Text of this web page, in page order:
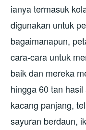
ianya termasuk
digunakan untuk
bagaimanapun,
cara-cara untuk
baik dan mereka
hingga 60 tan
kacang panjang,
sayuran berdaun,